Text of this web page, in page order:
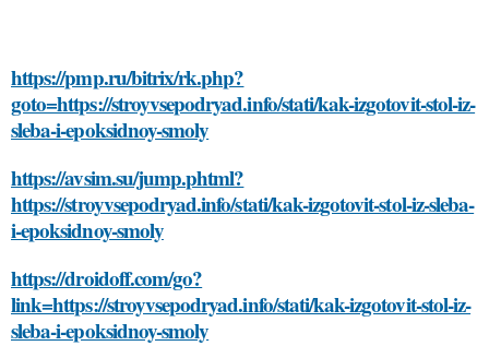
https://pmp.ru/bitrix/rk.php?
goto=https://stroyvsepodryad.info/stati/kak-izgotovit-stol-iz-
sleba-i-epoksidnoy-smoly
https://avsim.su/jump.phtml?
https://stroyvsepodryad.info/stati/kak-izgotovit-stol-iz-sleba-
i-epoksidnoy-smoly
https://droidoff.com/go?
link=https://stroyvsepodryad.info/stati/kak-izgotovit-stol-iz-
sleba-i-epoksidnoy-smoly